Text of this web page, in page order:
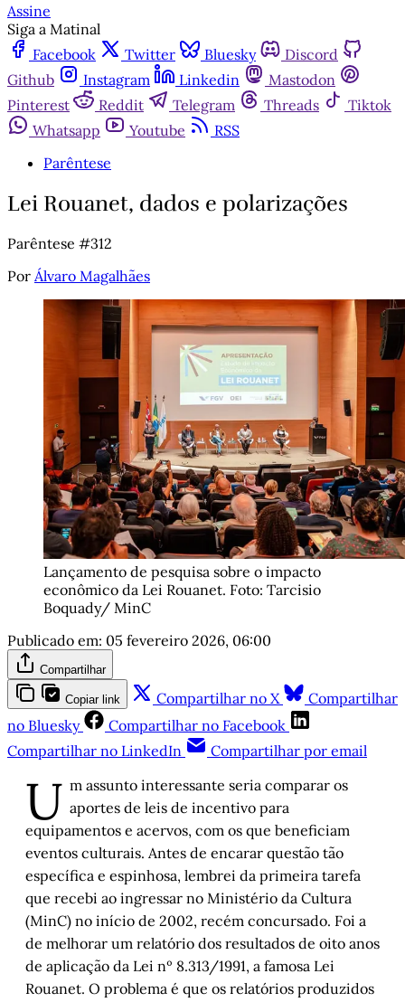
Assine
Siga a Matinal
Facebook
Twitter Bluesky
Discord
Github
Instagram Linkedin
Mastodon
Pinterest
Reddit Telegram Threads
Tiktok
Whatsapp
Youtube
RSS
Parêntese
Lei Rouanet, dados e polarizações
Parêntese #312
Por Álvaro Magalhães
Lançamento de pesquisa sobre o impacto
econômico da Lei Rouanet. Foto: Tarcisio
Boquady/ MinC
Publicado em: 05 fevereiro 2026, 06:00
Compartilhar
Copiar link Compartilhar no X
Compartilhar
no Bluesky
Compartilhar no Facebook
Compartilhar no LinkedIn
Compartilhar por email
U m assunto interessante seria comparar os
aportes de leis de incentivo para
equipamentos e acervos, com os que beneficiam
eventos culturais. Antes de encarar questão tão
específica e espinhosa, lembrei da primeira tarefa
que recebi ao ingressar no Ministério da Cultura
(MinC) no início de 2002, recém concursado. Foi a
de melhorar um relatório dos resultados de oito anos
de aplicação da Lei nº 8.313/1991, a famosa Lei
Rouanet. O problema é que os relatórios produzidos